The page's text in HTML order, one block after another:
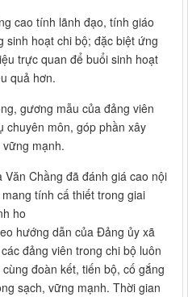
cao tính lãnh đạo, tính giáo
sinh hoạt chi bộ; đặc biệt ứng
trực quan để buổi sinh hoạt
quả hơn.
gương mẫu của đảng viên
chuyên môn, góp phần xây
mạnh.
Chầng đã đánh giá cao nội
tính cấ thiết trong giai
ho
hướng dẫn của Đảng ủy xã
đảng viên trong chi bộ luôn
đoàn kết, tiến bộ, cố gắng
sạch, vững mạnh. Thời gian